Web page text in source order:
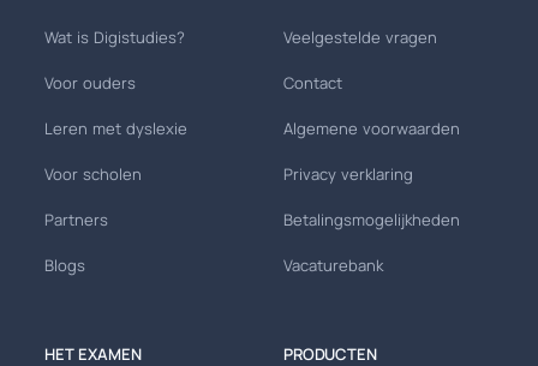
Wat is Digistudies?
Voor ouders
Leren met dyslexie
Voor scholen
Partners
Blogs
Veelgestelde vragen
Contact
Algemene voorwaarden
Privacy verklaring
Betalingsmogelijkheden
Vacaturebank
HET EXAMEN PRODUCTEN